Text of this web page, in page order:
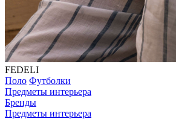
FEDELI
Поло Футболки
Предметы интерьера
Бренды
Предметы интерьера